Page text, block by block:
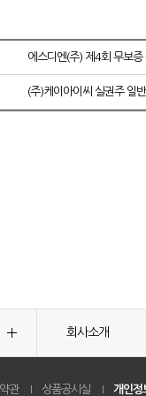
에스디엔(주) 제4회 무보
(주)케이아이씨 실권주 일
회사소개
관 상품공시실 개인정